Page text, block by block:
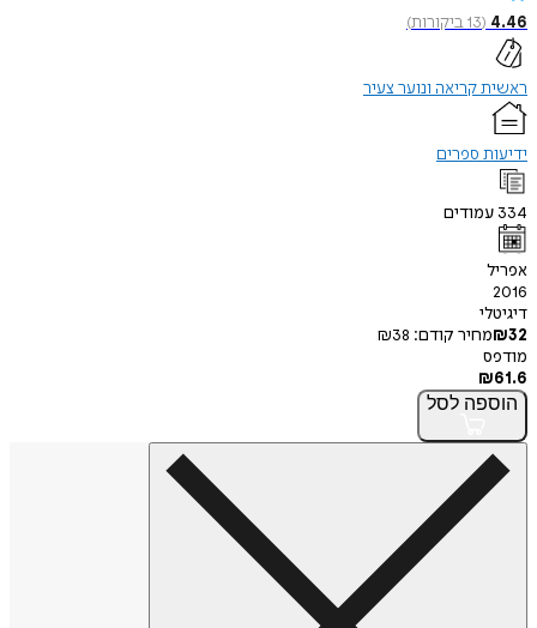
4.46
(
13ביקורות)
ראשית קריאה ונוער צעיר
ידיעות ספרים
334 עמודים
אפריל
2016
דיגיטלי
₪32 מחיר קודם: ₪38
מודפס
₪61.6
הוספה לסל